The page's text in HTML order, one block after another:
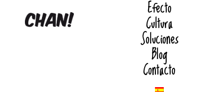
Efecto
Cultura
Soluciones
Blog
Contacto